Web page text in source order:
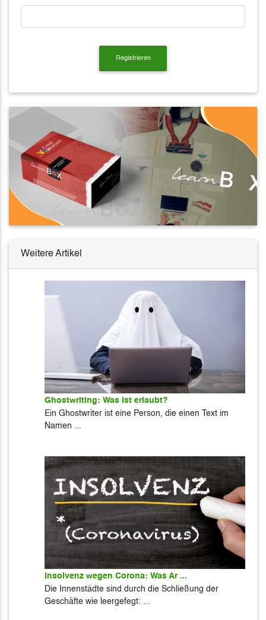
Weitere Artikel
Ghostwriting: Was ist erlaubt?
Ein Ghostwriter ist eine Person, die einen Text im
Namen ...
Insolvenz wegen Corona: Was Ar ...
Die Innenstädte sind durch die Schließung der
Geschäfte wie leergefegt: ...